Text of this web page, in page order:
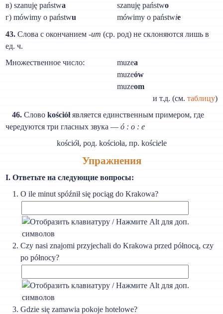
в) szanuję państwa szanuję państwo
г) mówimy o państwu mówimy o państwie
43. Слова с окончанием -um (ср. род) не склоняются лишь в
ед. ч.
Множественное число:
muzea
muzeów
muzeom
и т.д. (см. таблицу)
46. Слово kościółявляется единственным примером, где
чередуются три гласных звука —ó : о : е
kościół, род. kościoła, пр. kościele
Упражнения
I. Ответьте на следующие вопросы:
О ile minut spóźnił się pociąg do Krakowa?
Czy nasi znajomi przyjechali do Krakowa przed północą, czy
po północy?
Gdzie się zamawia pokoje hotelowe?